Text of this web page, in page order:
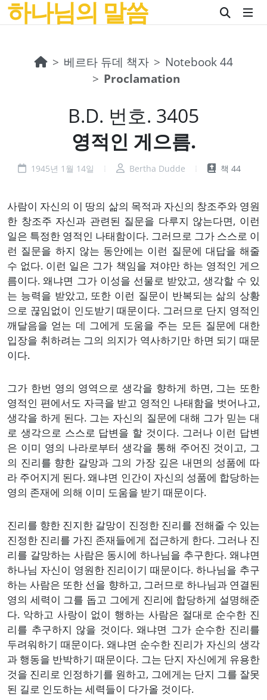
하나님의 말씀
베르타 듀데 책자
Notebook 44
Proclamation
B.D. 번호. 3405
영적인 게으름.
1945년 1월 14일 Bertha Dudde 책 44
사람이 자신의 이 땅의 삶의 목적과 자신의 창조주와 영원
한 창조주 자신과 관련된 질문을 다루지 않는다면, 이런
일은 특정한 영적인 나태함이다. 그러므로 그가 스스로 이
런 질문을 하지 않는 동안에는 이런 질문에 대답을 해줄
수 없다. 이런 일은 그가 책임을 져야만 하는 영적인 게으
름이다. 왜냐면 그가 이성을 선물로 받았고, 생각할 수 있
는 능력을 받았고, 또한 이런 질문이 반복되는 삶의 상황
으로 끊임없이 인도받기 때문이다. 그러므로 단지 영적인
깨달음을 얻는 데 그에게 도움을 주는 모든 질문에 대한
입장을 취하려는 그의 의지가 역사하기만 하면 되기 때문
이다.
그가 한번 영의 영역으로 생각을 향하게 하면, 그는 또한
영적인 편에서도 자극을 받고 영적인 나태함을 벗어나고,
생각을 하게 된다. 그는 자신의 질문에 대해 그가 믿는 대
로 생각으로 스스로 답변을 할 것이다. 그러나 이런 답변
은 이미 영의 나라로부터 생각을 통해 주어진 것이고, 그
의 진리를 향한 갈망과 그의 가장 깊은 내면의 성품에 따
라 주어지게 된다. 왜냐면 인간이 자신의 성품에 합당하는
영의 존재에 의해 이미 도움을 받기 때문이다.
진리를 향한 진지한 갈망이 진정한 진리를 전해줄 수 있는
진정한 진리를 가진 존재들에게 접근하게 한다. 그러나 진
리를 갈망하는 사람은 동시에 하나님을 추구한다. 왜냐면
하나님 자신이 영원한 진리이기 때문이다. 하나님을 추구
하는 사람은 또한 선을 향하고, 그러므로 하나님과 연결된
영의 세력이 그를 돕고 그에게 진리에 합당하게 설명해준
다. 악하고 사랑이 없이 행하는 사람은 절대로 순수한 진
리를 추구하지 않을 것이다. 왜냐면 그가 순수한 진리를
두려워하기 때문이다. 왜냐면 순수한 진리가 자신의 생각
과 행동을 반박하기 때문이다. 그는 단지 자신에게 유용한
것을 진리로 인정하기를 원하고, 그에게는 단지 그를 잘못
된 길로 인도하는 세력들이 다가올 것이다.